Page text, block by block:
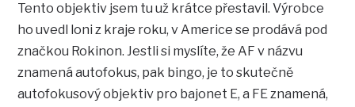
Tento objektiv jsem tu už krátce přestavil. Výrobce
ho uvedl loni z kraje roku, v Americe se prodává pod
značkou Rokinon. Jestli si myslíte, že AF v názvu
znamená autofokus, pak bingo, je to skutečně
autofokusový objektiv pro bajonet E, a FE znamená,